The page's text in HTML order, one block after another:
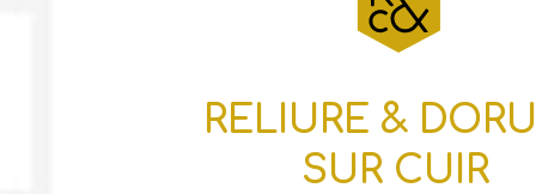
RELIURE &
SUR CUIR